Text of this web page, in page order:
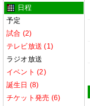
日程
予定
試合 (2)
テレビ放送 (1)
ラジオ放送
イベント (2)
誕生日 (8)
チケット発売 (6)